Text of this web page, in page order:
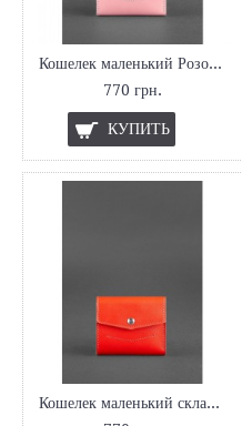
Кошелек маленький Розовый
770 грн.
КУПИТЬ
Кошелек маленький складной Клубника